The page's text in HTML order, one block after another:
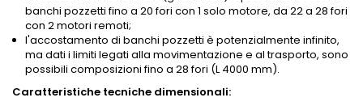
banchi pozzetti fino a 20 fori con 1 solo motore, da 22 a 28 fori
con 2 motori remoti;
l'accostamento di banchi pozzetti è potenzialmente infinito,
ma dati i limiti legati alla movimentazione e al trasporto, sono
possibili composizioni fino a 28 fori (L 4000 mm).
Caratteristiche tecniche dimensionali: